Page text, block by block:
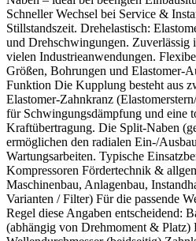
Schneller Wechsel bei Service &
Stillstandszeit. Drehelastisch:
und Drehschwingungen. Zuverlässig
vielen Industrieanwendungen.
Größen, Bohrungen und Elastomer-
Funktion Die Kupplung besteht aus
Elastomer-Zahnkranz
für Schwingungsdämpfung und eine
Kraftübertragung. Die Split-Naben
ermöglichen den radialen Ein-/
Wartungsarbeiten. Typische
Kompressoren Fördertechnik &
Maschinenbau, Anlagenbau,
Varianten / Filter) Für die passende
Regel diese Angaben entscheidend:
(abhängig von Drehmoment &